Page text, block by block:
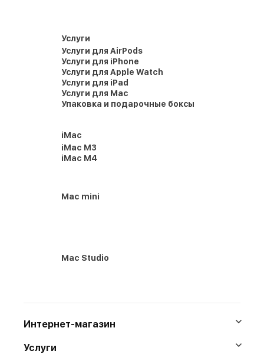
Услуги
Услуги для AirPods
Услуги для iPhone
Услуги для Apple Watch
Услуги для iPad
Услуги для Mac
Упаковка и подарочные боксы
iMac
iMac M3
iMac M4
Mac mini
Mac Studio
Интернет-магазин
Услуги